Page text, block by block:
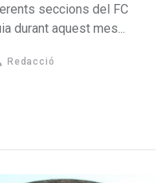
seccions del FC
durant aquest mes...
Redacció